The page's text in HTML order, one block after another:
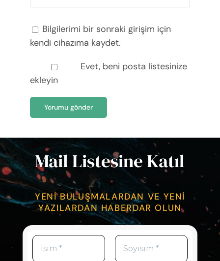
Bilgilerimi bir sonraki girişim için
kendi cihazıma kaydet.
Evet, beni posta listesinize
ekleyin
Mail Listesine Katıl
YENİ BULUŞMALARDAN VE YENİ
YAZILARDAN HABERDAR OLUN